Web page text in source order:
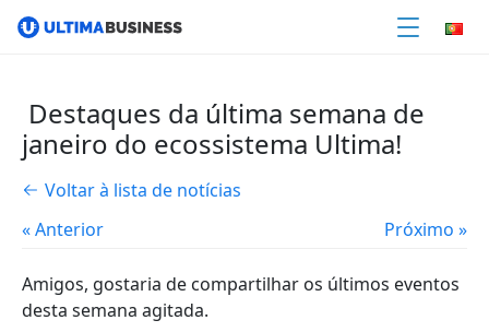
Destaques da última semana de
janeiro do ecossistema Ultima!
Voltar à lista de notícias
« Anterior
Próximo »
Amigos, gostaria de compartilhar os últimos eventos
desta semana agitada.